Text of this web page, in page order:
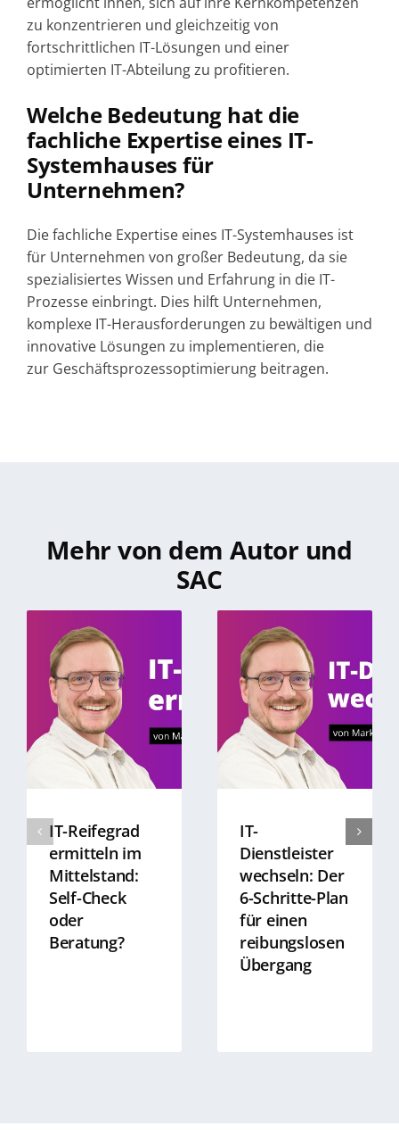
zu konzentrieren und gleichzeitig von
fortschrittlichen IT-Lösungen und einer
optimierten IT-Abteilung zu profitieren.
Welche Bedeutung hat die
fachliche Expertise eines IT-
Systemhauses für
Unternehmen?
Die fachliche Expertise eines IT-Systemhauses ist
für Unternehmen von großer Bedeutung, da sie
spezialisiertes Wissen und Erfahrung in die IT-
Prozesse einbringt. Dies hilft Unternehmen,
komplexe IT-Herausforderungen zu bewältigen und
innovative Lösungen zu implementieren, die
zur Geschäftsprozessoptimierung beitragen.
Mehr von dem Autor und
SAC
IT-Reifegrad
ermitteln im
Mittelstand:
Self-Check
oder
Beratung?
IT-
Dienstleister
wechseln: Der
6-Schritte-Plan
für einen
reibungslosen
Übergang